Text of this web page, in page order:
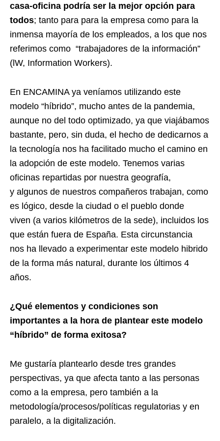
casa-oficina podría ser la mejor opción para
todos; tanto para para la empresa como para la
inmensa mayoría de los empleados, a los que nos
referimos como “trabajadores de la información”
(lW, Information Workers).
En ENCAMINA ya veníamos utilizando este
modelo “híbrido”, mucho antes de la pandemia,
aunque no del todo optimizado, ya que viajábamos
bastante, pero, sin duda, el hecho de dedicarnos a
la tecnología nos ha facilitado mucho el camino en
la adopción de este modelo. Tenemos varias
oficinas repartidas por nuestra geografía,
y algunos de nuestros compañeros trabajan, como
es lógico, desde la ciudad o el pueblo donde
viven (a varios kilómetros de la sede), incluidos los
que están fuera de España. Esta circunstancia
nos ha llevado a experimentar este modelo hibrido
de la forma más natural, durante los últimos 4
años.
¿Qué elementos y condiciones son
importantes a la hora de plantear este modelo
“híbrido” de forma exitosa?
Me gustaría plantearlo desde tres grandes
perspectivas, ya que afecta tanto a las personas
como a la empresa, pero también a la
metodología/procesos/políticas regulatorias y en
paralelo, a la digitalización.